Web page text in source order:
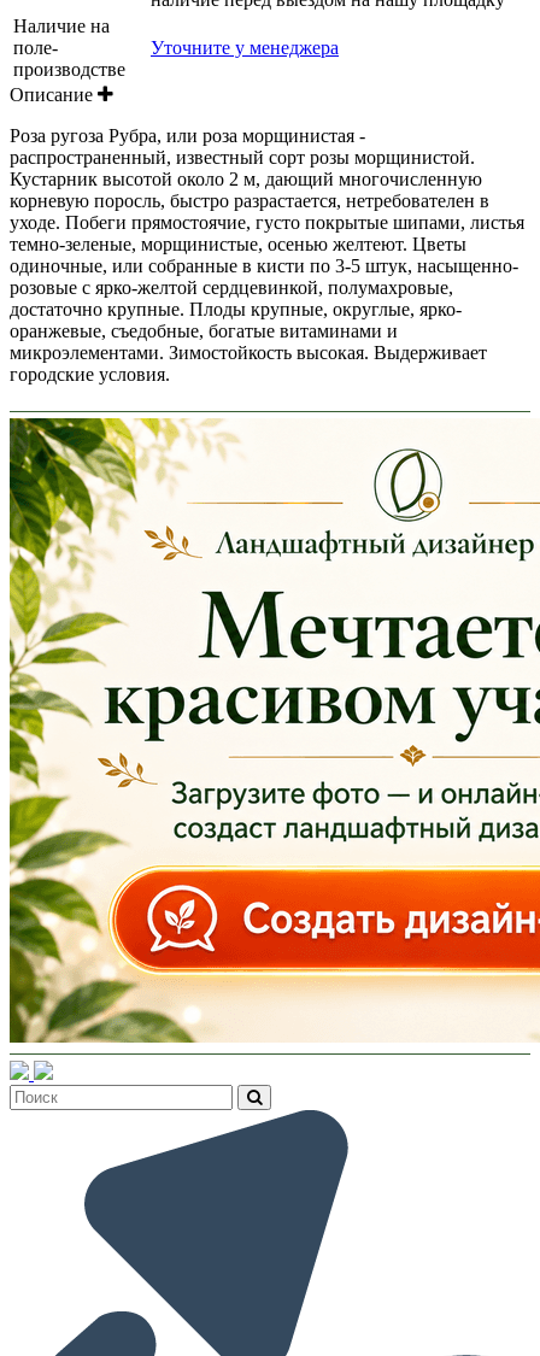
Наличие на
поле-
производстве
Уточните у менеджера
Описание
Роза ругоза Рубра, или роза морщинистая -
распространенный, известный сорт розы морщинистой.
Кустарник высотой около 2 м, дающий многочисленную
корневую поросль, быстро разрастается, нетребователен в
уходе. Побеги прямостоячие, густо покрытые шипами, листья
темно-зеленые, морщинистые, осенью желтеют. Цветы
одиночные, или собранные в кисти по 3-5 штук, насыщенно-
розовые с ярко-желтой сердцевинкой, полумахровые,
достаточно крупные. Плоды крупные, округлые, ярко-
оранжевые, съедобные, богатые витаминами и
микроэлементами. Зимостойкость высокая. Выдерживает
городские условия.